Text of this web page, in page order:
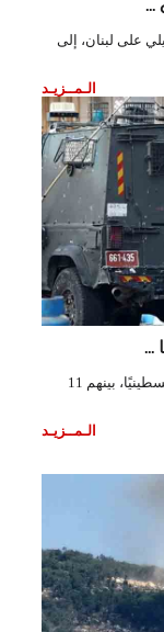
...
على لبنان، إلى
الـمــزيـد
اعتقلت قوات العدو الإسرائيلي، اليوم الأحد، 12 فلسطينيًا، بينهم 11
الـمــزيـد